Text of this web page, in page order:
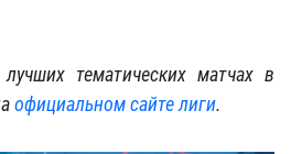
тематических матчах в
официальном сайте лиги.